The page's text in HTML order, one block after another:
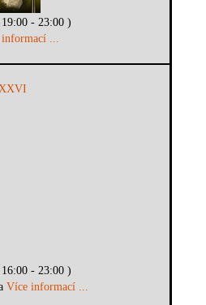
- 23:00 )
...
- 23:00 )
Více informací ...